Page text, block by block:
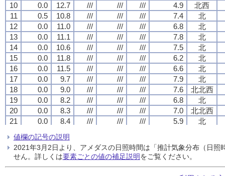
10
0.0 12.7 /// /// /// 4.9
北西
11
0.5 10.8 /// /// /// 7.4
北
12
0.0 11.0 /// /// /// 6.8
北
13
0.0 11.1 /// /// /// 7.8
北
14
0.0 10.6 /// /// /// 7.5
北
15
0.0 11.8 /// /// /// 6.2
北
16
0.0 11.5 /// /// /// 6.6
北
17
0.0 9.7 /// /// /// 7.9
北
18
0.0 9.0 /// /// /// 7.6
北北西
19
0.0 8.2 /// /// /// 6.8
北
20
0.0 8.3 /// /// /// 7.0
北北西
21
0.0 8.4 /// /// /// 5.9
北
23
0.0 8.3
北北西
24
0.0 8.0 /// /// /// 10.4 北北西
10
0.0 12.7 /// /// /// 4.9
北西
11
0.5 10.8 /// /// /// 7.4
北
12
0.0 11.0 /// /// /// 6.8
北
13
0.0 11.1 /// /// /// 7.8
北
14
0.0 10.6 /// /// /// 7.5
北
15
0.0 11.8 /// /// /// 6.2
北
16
0.0 11.5 /// /// /// 6.6
北
17
0.0 9.7 /// /// /// 7.9
北
18
0.0 9.0 /// /// /// 7.6
北北西
19
0.0 8.2 /// /// /// 6.8
北
20
0.0 8.3 /// /// /// 7.0
北北西
21
0.0 8.4 /// /// /// 5.9
北
23
0.0 8.3
北北西
24
0.0 8.0 /// /// /// 10.4 北北西
10
0.0 12.7 /// /// /// 4.9
北西
11
0.5 10.8 /// /// /// 7.4
北
12
0.0 11.0 /// /// /// 6.8
北
13
0.0 11.1 /// /// /// 7.8
北
14
0.0 10.6 /// /// /// 7.5
北
15
0.0 11.8 /// /// /// 6.2
北
16
0.0 11.5 /// /// /// 6.6
北
17
0.0 9.7 /// /// /// 7.9
北
18
0.0 9.0 /// /// /// 7.6
北北西
19
0.0 8.2 /// /// /// 6.8
北
20
0.0 8.3 /// /// /// 7.0
北北西
21
0.0 8.4 /// /// /// 5.9
北
23
0.0 8.3
北北西
24
0.0 8.0 /// /// /// 10.4 北北西
10
0.0 12.7 /// /// /// 4.9
北西
11
0.5 10.8 /// /// /// 7.4
北
12
0.0 11.0 /// /// /// 6.8
北
13
0.0 11.1 /// /// /// 7.8
北
14
0.0 10.6 /// /// /// 7.5
北
15
0.0 11.8 /// /// /// 6.2
北
16
0.0 11.5 /// /// /// 6.6
北
17
0.0 9.7 /// /// /// 7.9
北
18
0.0 9.0 /// /// /// 7.6
北北西
19
0.0 8.2 /// /// /// 6.8
北
20
0.0 8.3 /// /// /// 7.0
北北西
21
0.0 8.4 /// /// /// 5.9
北
23
0.0 8.3
北北西
24
0.0 8.0 /// /// /// 10.4 北北西
値欄の記号の説明
2021年3月2日より、アメダスの日照時間は「推計気象分布（日
せん。詳しくは要素ごとの値の補足説明をご覧ください。